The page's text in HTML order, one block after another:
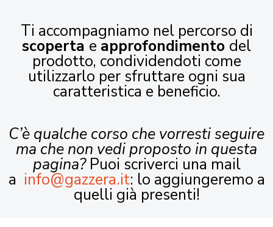
Ti accompagniamo nel percorso di
scoperta e approfondimento del
prodotto, condividendoti come
utilizzarlo per sfruttare ogni sua
caratteristica e beneficio.
C’è qualche corso che vorresti seguire
ma che non vedi proposto in questa
pagina?Puoi scriverci una mail
a info@gazzera.it: lo aggiungeremo a
quelli già presenti!